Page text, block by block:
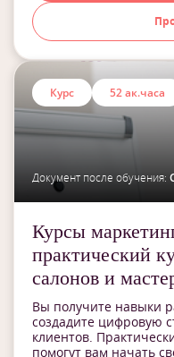
Курс 52 ак.часа
Документ после обучения:
Курсы
практический
салонов и
Вы получите навыки
создадите цифровую
клиентов.
помогут вам начать